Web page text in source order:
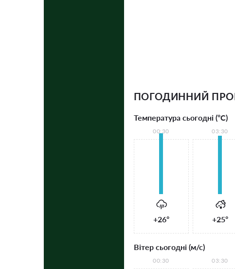
ПОГОДИННИЙ
Температура сьогодні (°С)
00:30
+26°
03:30
+25°
Вітер сьогодні (м/с)
00:30 03:30